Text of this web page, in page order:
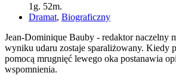
1g. 52m.
Dramat, Biograficzny
Jean-Dominique Bauby - redaktor naczelny
wyniku udaru zostaje sparaliżowany. Kiedy
pomocą mrugnięć lewego oka postanawia
wspomnienia.